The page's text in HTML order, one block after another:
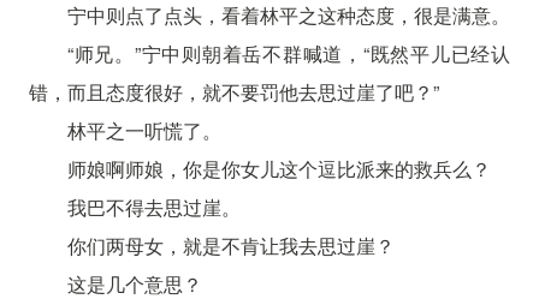
宁中则点了点头，看着林平之这种态度，很是满意。
“师兄。”宁中则朝着岳不群喊道，“既然平儿已经认
错，而且态度很好，就不要罚他去思过崖了吧？”
林平之一听慌了。
师娘啊师娘，你是你女儿这个逗比派来的救兵么？
我巴不得去思过崖。
你们两母女，就是不肯让我去思过崖？
这是几个意思？